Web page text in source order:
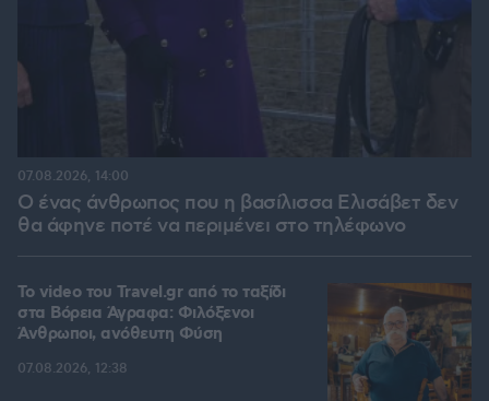
Ο ένας άνθρωπος που η βασίλισσα Ελισάβετ δεν
θα άφηνε ποτέ να περιμένει στο τηλέφωνο
07.08.2026, 14:00
To video του Travel.gr από το ταξίδι
στα Βόρεια Άγραφα: Φιλόξενοι
Άνθρωποι, ανόθευτη Φύση
07.08.2026, 12:38